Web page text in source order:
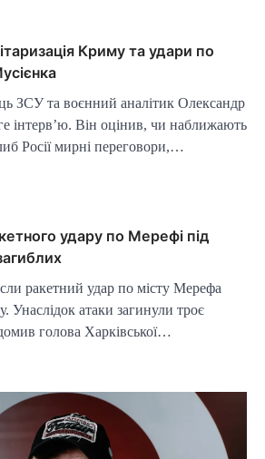
Криму та удари по
ЗСУ та воєнний аналітик Олександр
інтерв’ю. Він оцінив, чи наближають
Росії мирні переговори,…
удару по Мерефі під
ракетний удар по місту Мерефа
Унаслідок атаки загинули троє
голова Харківської…